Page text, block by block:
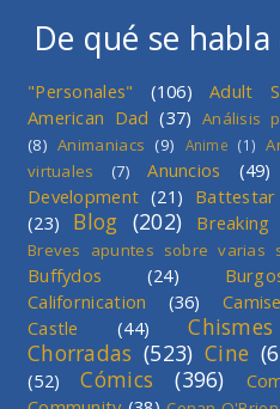
De qué se
"Personales" (106) Adult
American Dad (37) Análisis
(8) Animaniacs (9) Anime (1)
virtuales
(7) Anuncios (49)
Development (21)
(23)
Blog (202) Breaking
Breves apuntes sobre varias
Buffydos (24)
Californication
(36)
Castle
(44) Chismes
Chorradas (523) Cine
(52)
Cómics (396)